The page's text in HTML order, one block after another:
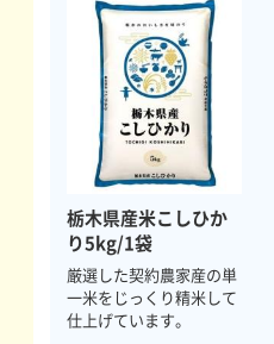
栃木県産米こしひか
り5kg/1袋
厳選した契約農家産の単
一米をじっくり精米して
仕上げています。